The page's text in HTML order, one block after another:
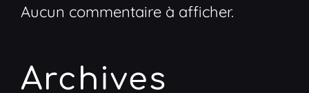
Aucun commentaire à afficher.
Archives